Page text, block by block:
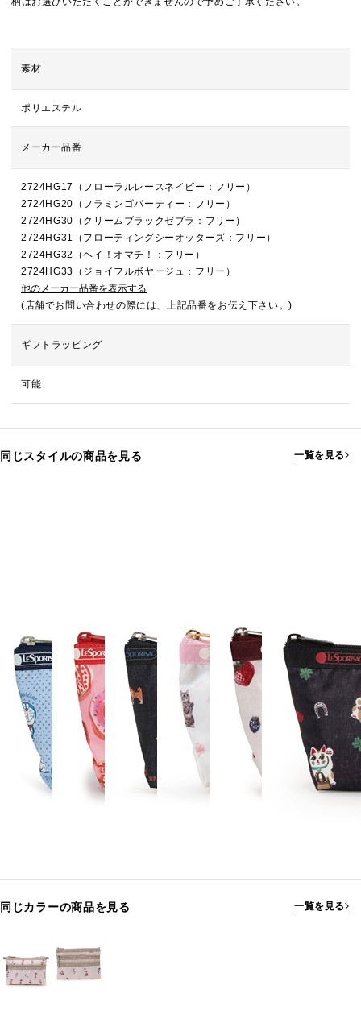
素材
ポリエステル
メーカー品番
2724HG17（フローラルレースネイビー：フリー）
2724HG20（フラミンゴパーティー：フリー）
2724HG30（クリームブラックゼブラ：フリー）
2724HG31（フローティングシーオッターズ：フリー）
2724HG32（ヘイ！オマチ！：フリー）
2724HG33（ジョイフルボヤージュ：フリー）
他のメーカー品番を表示する
(店舗でお問い合わせの際には、上記品番をお伝え下さい。)
ギフトラッピング
可能
同じスタイルの商品を見る 一覧を見る
同じカラーの商品を見る 一覧を見る